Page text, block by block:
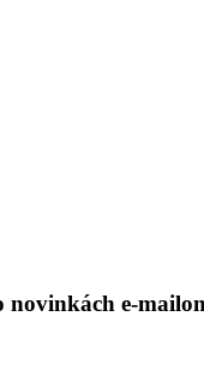
novinkách e-